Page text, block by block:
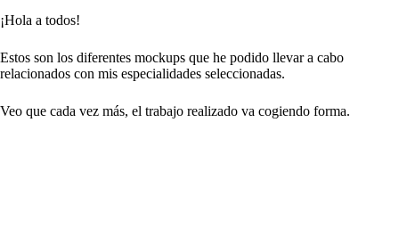
¡Hola a todos!
Estos son los diferentes mockups que he podido llevar a cabo
relacionados con mis especialidades seleccionadas.
Veo que cada vez más, el trabajo realizado va cogiendo forma.